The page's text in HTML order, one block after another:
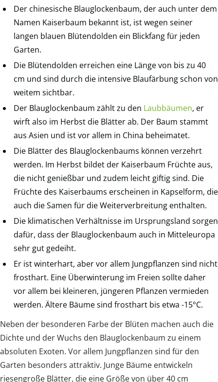
Der chinesische Blauglockenbaum, der auch unter dem
Namen Kaiserbaum bekannt ist, ist wegen seiner
langen blauen Blütendolden ein Blickfang für jeden
Garten.
Die Blütendolden erreichen eine Länge von bis zu 40
cm und sind durch die intensive Blaufärbung schon von
weitem sichtbar.
Der Blauglockenbaum zählt zu den Laubbäumen, er
wirft also im Herbst die Blätter ab. Der Baum stammt
aus Asien und ist vor allem in China beheimatet.
Die Blätter des Blauglockenbaums können verzehrt
werden. Im Herbst bildet der Kaiserbaum Früchte aus,
die nicht genießbar und zudem leicht giftig sind. Die
Früchte des Kaiserbaums erscheinen in Kapselform, die
auch die Samen für die Weiterverbreitung enthalten.
Die klimatischen Verhältnisse im Ursprungsland sorgen
dafür, dass der Blauglockenbaum auch in Mitteleuropa
sehr gut gedeiht.
Er ist winterhart, aber vor allem Jungpflanzen sind nicht
frosthart. Eine Überwinterung im Freien sollte daher
vor allem bei kleineren, jüngeren Pflanzen vermieden
werden. Ältere Bäume sind frosthart bis etwa -15°C.
Neben der besonderen Farbe der Blüten machen auch die
Dichte und der Wuchs den Blauglockenbaum zu einem
absoluten Exoten. Vor allem Jungpflanzen sind für den
Garten besonders attraktiv. Junge Bäume entwickeln
riesengroße Blätter, die eine Größe von über 40 cm